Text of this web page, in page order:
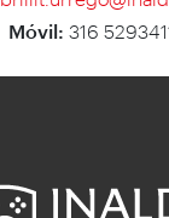
Móvil: 316